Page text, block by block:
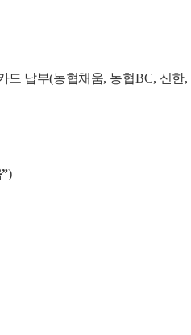
드 납부(농협채움, 농협BC, 신한,
”)